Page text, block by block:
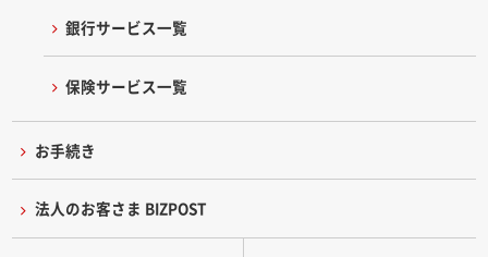
銀行サービス一覧
保険サービス一覧
お手続き
法人のお客さま BIZPOST